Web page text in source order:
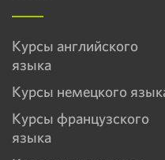
Курсы английского
языка
Курсы немецкого
Курсы французского
языка